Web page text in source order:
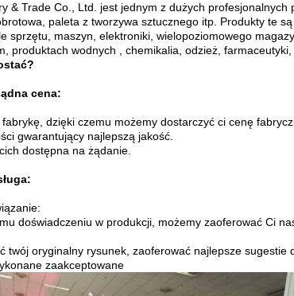
& Trade Co., Ltd. jest jednym z dużych
paleta z tworzywa sztucznego itp. Produkty te
sprzętu, maszyn, elektroniki, wielopoziomowego
produktach wodnych , chemikalia, odzież,
cena:
fabrykę, dzięki czemu możemy dostarczyć ci cenę
gwarantujący najlepszą jakość.
dostępna na żądanie.
doświadczeniu w produkcji, możemy zaoferować Ci
twój oryginalny rysunek, zaoferować najlepsze
zaakceptowane